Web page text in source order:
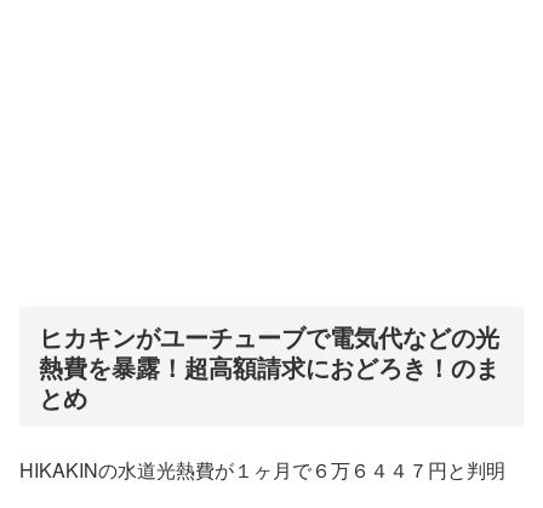
ヒカキンがユーチューブで電気代などの光
熱費を暴露！超高額請求におどろき！のま
とめ
HIKAKINの水道光熱費が１ヶ月で６万６４４７円と判明